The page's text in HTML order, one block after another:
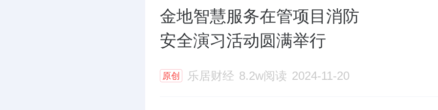
金地智慧服务在管项目消防
安全演习活动圆满举行
原创 乐居财经 8.2w阅读 2024-11-20